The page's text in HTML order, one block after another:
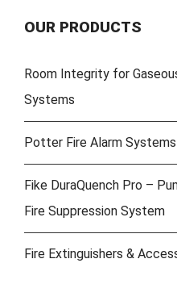
OUR PRODUCTS
Room Integrity for
Systems
Potter Fire Alarm Systems
Fike DuraQuench Pro –
Fire Suppression System
Fire Extinguishers &